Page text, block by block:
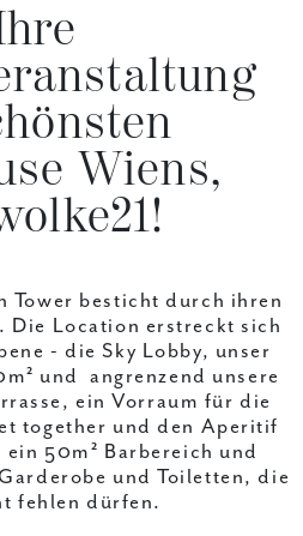
Wiens,
Tower besticht durch ihren
Die Location erstreckt sich
- die Sky Lobby, unser
und angrenzend unsere
ein Vorraum für die
together und den Aperitif
50m² Barbereich und
und Toiletten, die
fehlen dürfen.